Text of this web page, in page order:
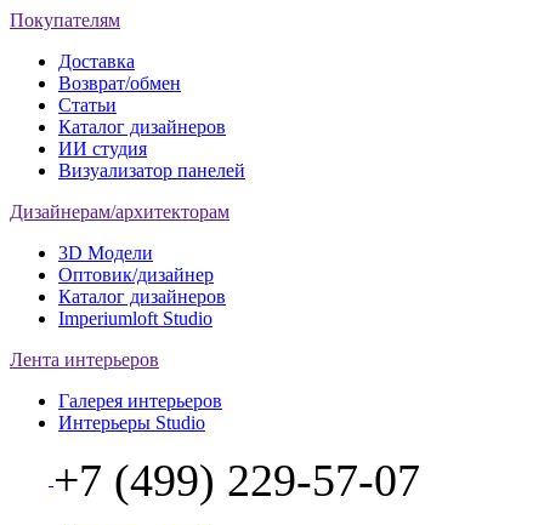
Покупателям
Доставка
Возврат/обмен
Статьи
Каталог дизайнеров
ИИ студия
Визуализатор панелей
Дизайнерам/архитекторам
3D Модели
Оптовик/дизайнер
Каталог дизайнеров
Imperiumloft Studio
Лента интерьеров
Галерея интерьеров
Интерьеры Studio
+7 (499) 229-57-07